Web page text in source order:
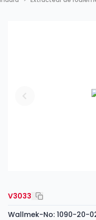
V3033
Wallmek-No: 1090-20-